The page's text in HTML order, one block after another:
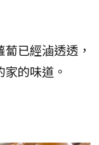
已經滷透透，
的味道。